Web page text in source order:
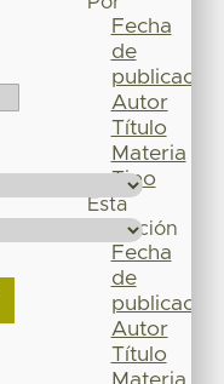
Fecha
de
publicación
Autor
Título
Materia
Tipo
Esta
colección
Fecha
de
publicación
Autor
Título